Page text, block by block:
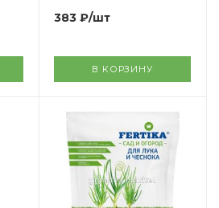
383 ₽/шт
В КОРЗИНУ